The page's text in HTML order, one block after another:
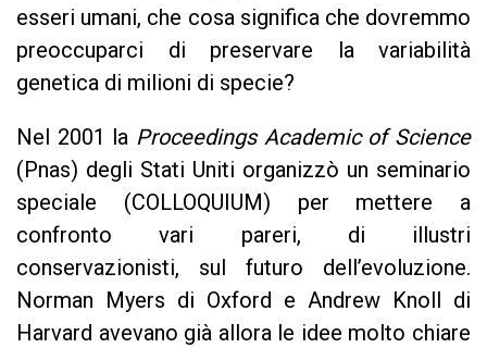
esseri umani, che cosa significa che dovremmo
preoccuparci di preservare la variabilità
genetica di milioni di specie?
Nel 2001 la Proceedings Academic of Science
(Pnas) degli Stati Uniti organizzò un seminario
speciale (COLLOQUIUM) per mettere a
confronto vari pareri, di illustri
conservazionisti, sul futuro dell’evoluzione.
Norman Myers di Oxford e Andrew Knoll di
Harvard avevano già allora le idee molto chiare